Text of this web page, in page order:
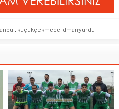
küçükçekmece idmanyurdu